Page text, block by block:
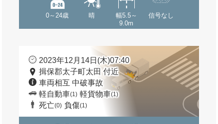
0～24歳 晴
幅5.5～
9.0m
信号なし
2023年12月14日(木)07:40
揖保郡太子町太田 付近
車両相互 中破事故
軽自動車(1) 軽貨物車(1)
死亡(0) 負傷(1)